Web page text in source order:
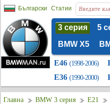
Български Статии
3 серия 5
BMW X5
E46 (1998-2006)
E36 (1990-2000)
Главна BMW 3 серия E21